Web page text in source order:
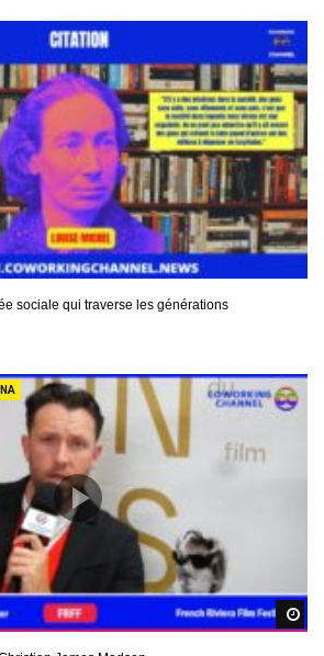
sociale qui traverse les générations